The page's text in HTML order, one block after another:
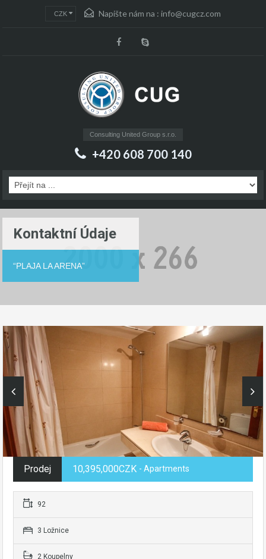
CZK Napište nám na : info@cugcz.com
Consulting United Group s.r.o.
+420 608 700 140
Kontaktní Údaje
“PLAJA LA ARENA”
Prodej 10,395,000CZK - Apartments
92
3 Ložnice
2 Koupelny